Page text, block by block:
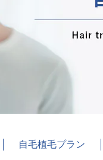
自毛植毛プラン